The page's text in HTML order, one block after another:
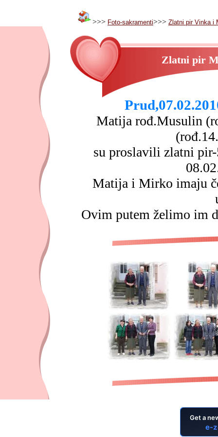
>>> Foto-sakramenti>>> Zlatni pir Vinka i
Zlatni pir
Matija rođ.Musulin
su proslavili zlatni
Matija i Mirko imaju
Ovim putem želimo im